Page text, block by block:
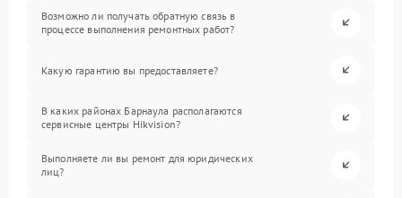
Возможно ли получать обратную связь в
процессе выполнения ремонтных работ?
Какую гарантию вы предоставляете?
В каких районах Барнаула располагаются
сервисные центры Hikvision?
Выполняете ли вы ремонт для юридических
лиц?